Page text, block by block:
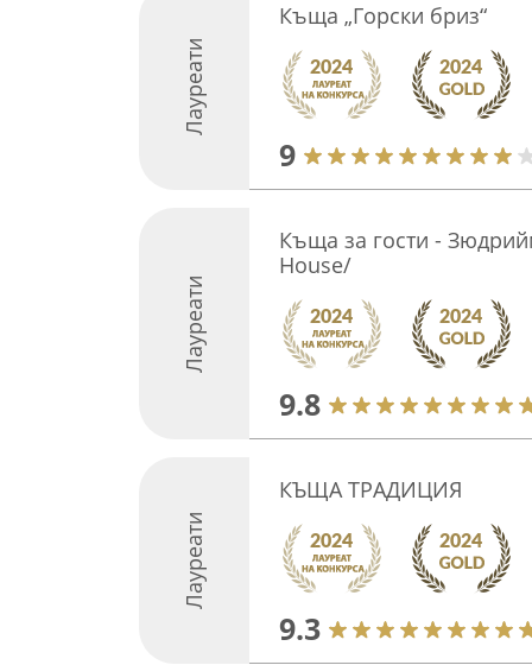
Лауреати
Къща „Горски бриз“
9
Лауреати
Къща за гости -
House/
9.8
Лауреати
КЪЩА ТРАДИЦИЯ
9.3